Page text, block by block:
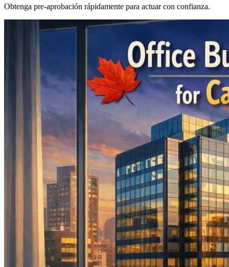
Obtenga pre-aprobación rápidamente para actuar con confianza.